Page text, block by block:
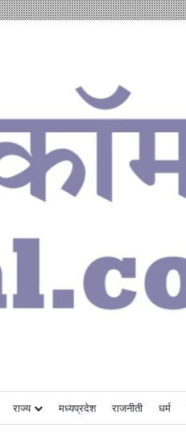
राज्य मध्यप्रदेश राजनीती धर्म